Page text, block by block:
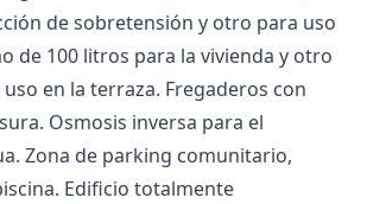
de sobretensión y otro para uso
de 100 litros para la vivienda y otro
en la terraza. Fregaderos con
Osmosis inversa para el
Zona de parking comunitario,
Edificio totalmente